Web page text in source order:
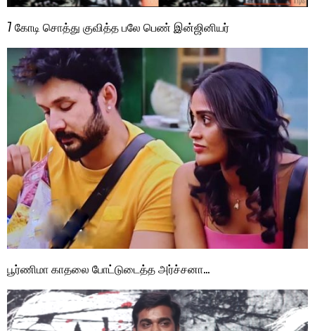
7 கோடி சொத்து குவித்த பலே பெண் இன்ஜினியர்
பூர்ணிமா காதலை போட்டுடைத்த அர்ச்சனா…